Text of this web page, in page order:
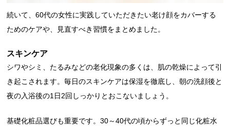
続いて、60代の女性に実践していただきたい老け顔をカバーする
ためのケアや、見直すべき習慣をまとめました。
スキンケア
シワやシミ、たるみなどの老化現象の多くは、肌の乾燥によって引
き起こされます。毎日のスキンケアは保湿を徹底し、朝の洗顔後と
夜の入浴後の1日2回しっかりとおこないましょう。
基礎化粧品選びも重要です。30～40代の頃からずっと同じ化粧水